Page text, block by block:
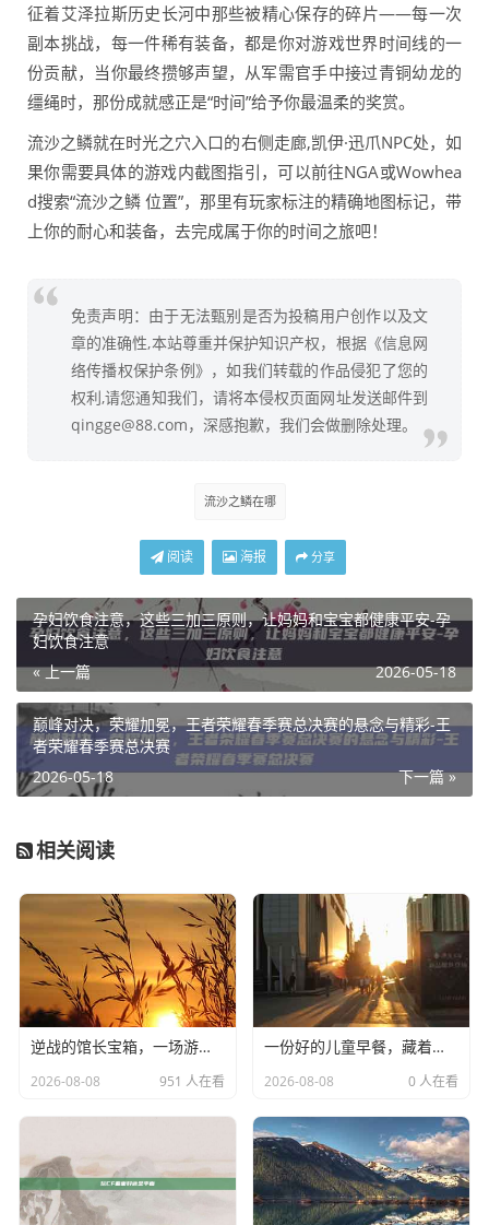
征着艾泽拉斯历史长河中那些被精心保存的碎片——每一次
副本挑战，每一件稀有装备，都是你对游戏世界时间线的一
份贡献，当你最终攒够声望，从军需官手中接过青铜幼龙的
缰绳时，那份成就感正是“时间”给予你最温柔的奖赏。
流沙之鳞就在时光之穴入口的右侧走廊,凯伊·迅爪NPC处，如
果你需要具体的游戏内截图指引，可以前往NGA或Wowhea
d搜索“流沙之鳞 位置”，那里有玩家标注的精确地图标记，带
上你的耐心和装备，去完成属于你的时间之旅吧！
免责声明：由于无法甄别是否为投稿用户创作以及文
章的准确性,本站尊重并保护知识产权，根据《信息网
络传播权保护条例》，如我们转载的作品侵犯了您的
权利,请您通知我们，请将本侵权页面网址发送邮件到
qingge@88.com，深感抱歉，我们会做删除处理。
流沙之鳞在哪
阅读 海报 分享
孕妇饮食注意，这些三加三原则，让妈妈和宝宝都健康平安-孕
妇饮食注意
« 上一篇
2026-05-18
巅峰对决，荣耀加冕，王者荣耀春季赛总决赛的悬念与精彩-王
者荣耀春季赛总决赛
下一篇 »
2026-05-18
相关阅读
逆战的馆长宝箱，一场游戏内的宝藏探险
2026-08-08 951 人在看
一份好的儿童早餐，藏着孩子一整天的高光时刻-儿童健康早餐
2026-08-08 0 人在看